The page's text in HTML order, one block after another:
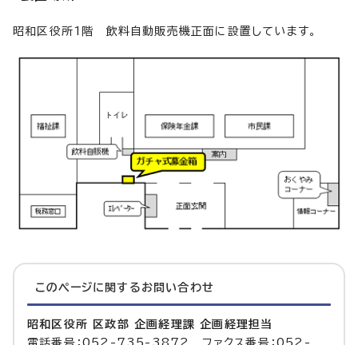
昭和区役所1階 飲料自動販売機正面に設置しています。
このページに関する お問い合わせ
昭和区役所 区政部 企画経理課 企画経理担当
電話番号：052-735-3872 ファクス番号：052-